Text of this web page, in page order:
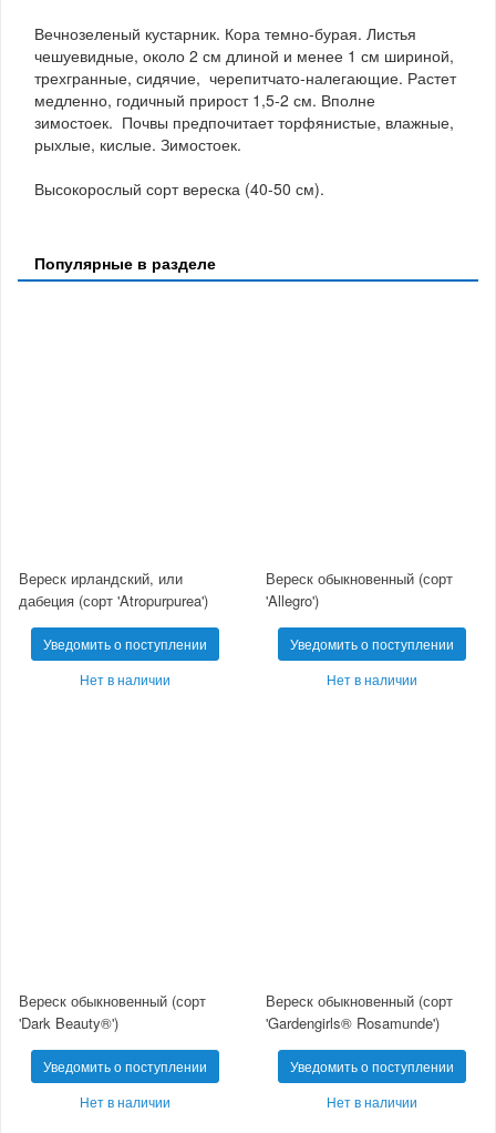
Вечнозеленый кустарник. Кора темно-бурая. Листья
чешуевидные, около 2 см длиной и менее 1 см шириной,
трехгранные, сидячие, черепитчато-налегающие. Растет
медленно, годичный прирост 1,5-2 см. Вполне
зимостоек. Почвы предпочитает торфянистые, влажные,
рыхлые, кислые. Зимостоек.
Высокорослый сорт вереска (40-50 см).
Популярные в разделе
Вереск ирландский, или
дабеция (сорт 'Atropurpurea')
Уведомить о поступлении
Нет в наличии
Вереск обыкновенный (сорт
'Allegro')
Уведомить о поступлении
Нет в наличии
Вереск обыкновенный (сорт
'Dark Beauty®')
Уведомить о поступлении
Нет в наличии
Вереск обыкновенный (сорт
'Gardengirls® Rosamunde')
Уведомить о поступлении
Нет в наличии